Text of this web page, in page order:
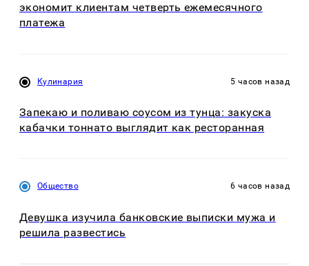
экономит клиентам четверть ежемесячного
платежа
Кулинария 5 часов назад
Запекаю и поливаю соусом из тунца: закуска
кабачки тоннато выглядит как ресторанная
Общество 6 часов назад
Девушка изучила банковские выписки мужа и
решила развестись